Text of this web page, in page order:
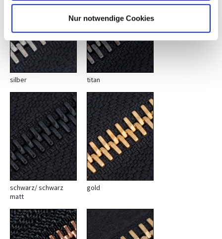
Nur notwendige Cookies
silber titan
schwarz/ schwarz
matt
gold